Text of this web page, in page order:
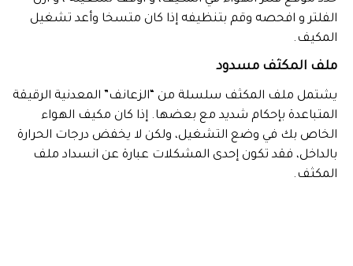
الفلتر و افحصه وقم بتنظيفه إذا كان متسخا وأعد تشغيل
المكيف.
ملف المكثف مسدود
يشتمل ملف المكثف سلسلة من “الزعانف” المعدنية الرقيقة
المتباعدة بإحكام شديد مع بعضها. إذا كان مكيف الهواء
الخاص بك في وضع التشغيل، ولكن لا يخفض درجات الحرارة
بالداخل، فقد تكون إحدى المشكلات عبارة عن انسداد ملف
المكثف.